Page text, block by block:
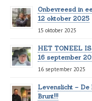
Onbevreesd in
12 oktober 2025
15 oktober 2025
HET TONEEL
16 september
16 september 2025
Levenslicht – De
Brunt!!!